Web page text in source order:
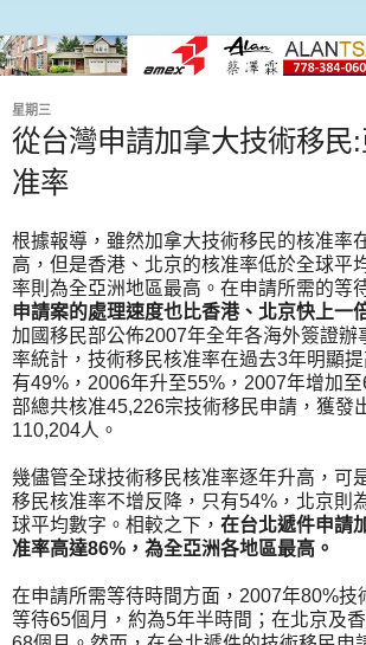
星期三
從台灣申請加拿大技術移民
准率
根據報導，雖然加拿大技術移民的核准率
高，但是香港、北京的核准率低於全球平
率則為全亞洲地區最高。在申請所需的等
申請案的處理速度也比香港、北京快上一
加國移民部公佈2007年全年各海外簽證辦
率統計，技術移民核准率在過去3年明顯
有49%，2006年升至55%，2007年增加
部總共核准45,226宗技術移民申請，獲發
110,204人。
幾儘管全球技術移民核准率逐年升高，可
移民核准率不增反降，只有54%，北京則
球平均數字。相較之下， 在台北遞件申請
准率高達86%，為全亞洲各地區最高。
在申請所需等待時間方面，2007年80%技
等待65個月，約為5年半時間；在北京及